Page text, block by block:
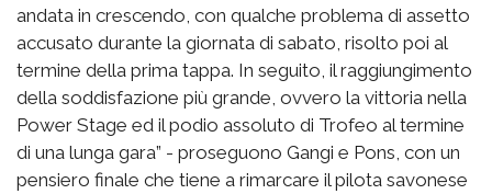
andata in crescendo, con qualche problema di assetto
accusato durante la giornata di sabato, risolto poi al
termine della prima tappa. In seguito, il raggiungimento
della soddisfazione più grande, ovvero la vittoria nella
Power Stage ed il podio assoluto di Trofeo al termine
di una lunga gara” - proseguono Gangi e Pons, con un
pensiero finale che tiene a rimarcare il pilota savonese